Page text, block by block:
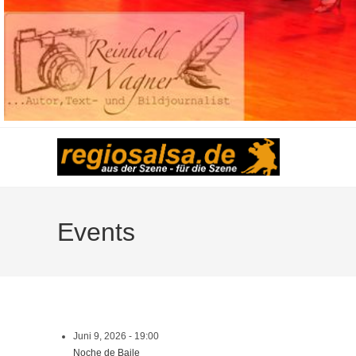
Events
Juni 9, 2026 - 19:00
Noche de Baile